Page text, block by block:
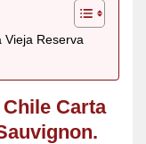
Vieja Reserva
Carta